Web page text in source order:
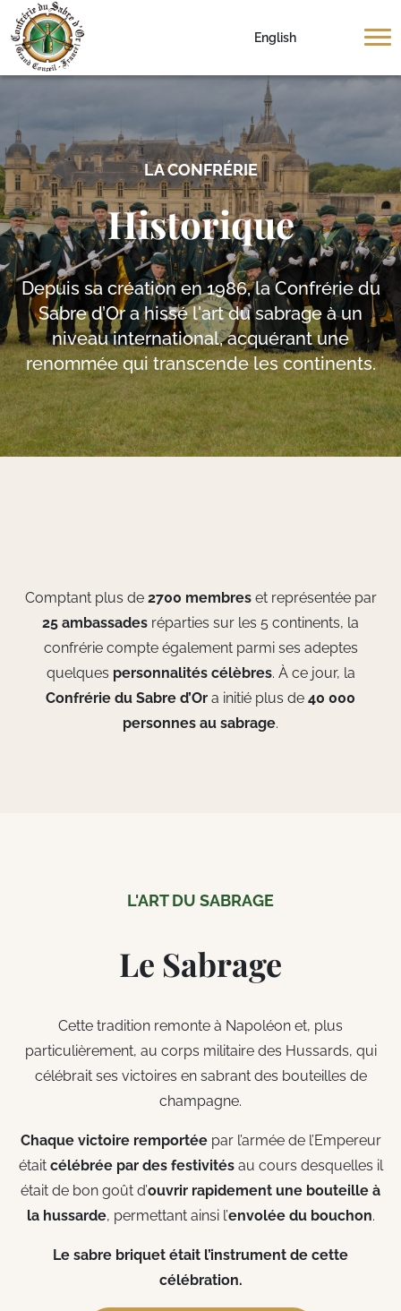
English
LA CONFRÉRIE
Historique
Depuis sa création en 1986, la Confrérie du
Sabre d’Or a hissé l'art du sabrage à un
niveau international, acquérant une
renommée qui transcende les continents.
Comptant plus de 2700 membreset représentée par
25 ambassades réparties sur les 5 continents, la
confrérie compte également parmi ses adeptes
quelques personnalités célèbres. À ce jour, la
Confrérie du Sabre d’Or a initié plus de 40 000
personnes au sabrage.
L'ART DU SABRAGE
Le Sabrage
Cette tradition remonte à Napoléon et, plus
particulièrement, au corps militaire des Hussards, qui
célébrait ses victoires en sabrant des bouteilles de
champagne.
Chaque victoire remportéepar l’armée de l’Empereur
était célébrée par des festivitésau cours desquelles il
était de bon goût d’ouvrir rapidement une bouteille à
la hussarde, permettant ainsi l’envolée du bouchon.
Le sabre briquet était l’instrument de cette
célébration.